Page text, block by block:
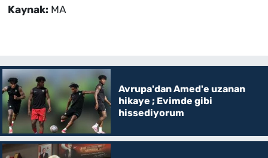
Kaynak: MA
Avrupa'dan Amed'e uzanan
hikaye ; Evimde gibi
hissediyorum